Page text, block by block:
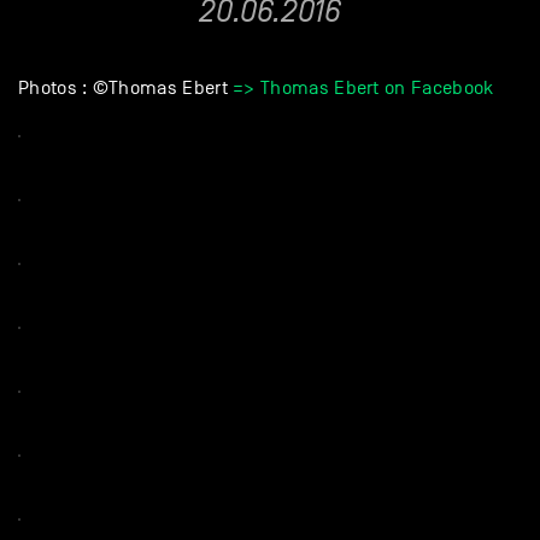
20.06.2016
Photos : ©Thomas Ebert => Thomas Ebert on Facebook